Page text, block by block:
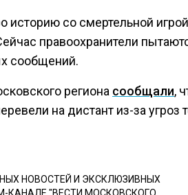
историю со смертельной
правоохранители
сообщений.
региона сообщали,
на дистант из-за угроз
НОВОСТЕЙ И ЭКСКЛЮЗИВНЫХ